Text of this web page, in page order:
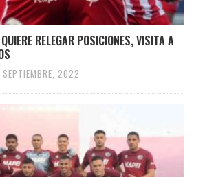
RELEGAR POSICIONES, VISITA A
2022